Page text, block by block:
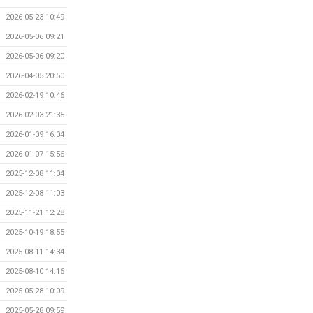
2026-05-23 10:49
2026-05-06 09:21
2026-05-06 09:20
2026-04-05 20:50
2026-02-19 10:46
2026-02-03 21:35
2026-01-09 16:04
2026-01-07 15:56
2025-12-08 11:04
2025-12-08 11:03
2025-11-21 12:28
2025-10-19 18:55
2025-08-11 14:34
2025-08-10 14:16
2025-05-28 10:09
2025-05-28 09:59